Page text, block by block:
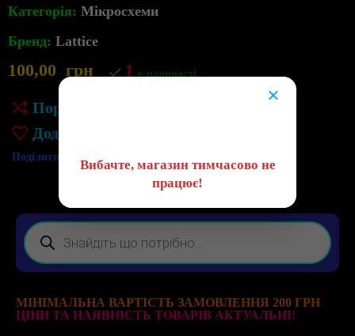
Категорія: Мікросхеми
Бренд:Lattice
100,00 грн 1 в наявності
Порівняння
Додати до списку бажань
Поділитись:
МІНІМАЛЬНА ВАРТІСТЬ ЗАМОВЛЕННЯ 200 ГРН
ЦІНИ ТА НАЯВНІСТЬ ТОВАРІВ АКТУАЛЬНІ!
×
Вибачте, магазин тимчасово не
працює!